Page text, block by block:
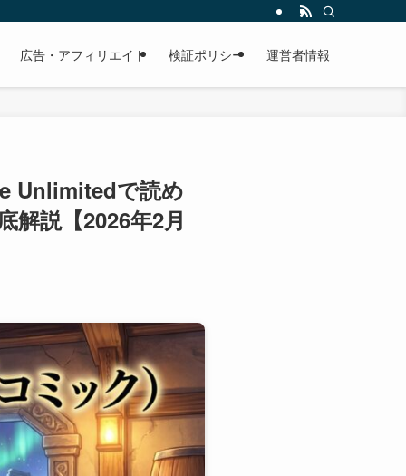
広告・アフィリエイト 検証ポリシー 運営者情報
Unlimitedで読め
解説【2026年2月